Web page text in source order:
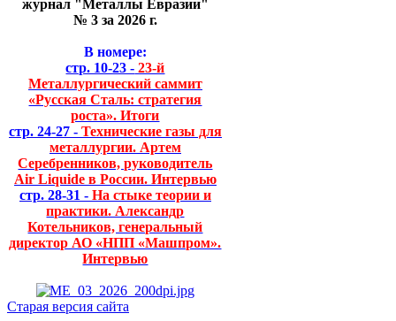
журнал "Металлы Евразии"
№ 3 за 2026 г.
В номере:
стр. 10-23 - 23-й
Металлургический саммит
«Русская Сталь: стратегия
роста». Итоги
стр. 24-27 - Технические газы для
металлургии. Артем
Серебренников, руководитель
Air Liquide в России. Интервью
стр. 28-31 - На стыке теории и
практики. Александр
Котельников, генеральный
директор АО «НПП «Машпром».
Интервью
Старая версия сайта